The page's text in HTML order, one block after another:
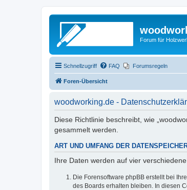
Forum für
Schnellzugriff FAQ Forumsregeln
Foren-Übersicht
woodworking.de -
Diese Richtlinie beschreibt, wie
gesammelt werden.
ART UND UMFANG DER
Ihre Daten werden auf vier
Die Forensoftware phpBB erstellt bei
des Boards erhalten bleiben. In diesen